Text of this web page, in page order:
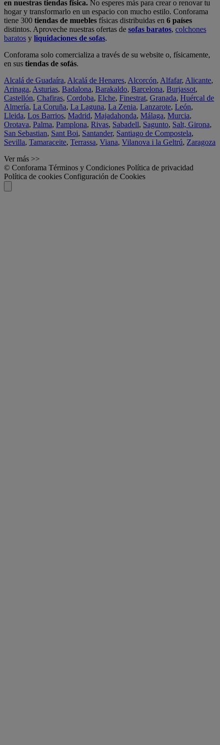
en nuestras tiendas física. No esperes más para crear o renovar tu
hogar y transformarlo en un espacio con mucho estilo. Conforama
tiene 300 tiendas de muebles físicas distribuidas en 6 países
distintos. Aproveche nuestras ofertas de sofas baratos, colchones
baratos y liquidaciones de sofas.
Conforama solo comercializa a través de su website o, físicamente,
en sus tiendas de sofás.
Alcalá de Guadaíra, Alcalá de Henares, Alcorcón, Alfafar, Alicante,
Arinaga, Asturias, Badalona, Barakaldo, Barcelona, Burjassot,
Castellón, Chafiras, Cordoba, Elche, Finestrat, Granada, Huércal de
Almería, La Coruña, La Laguna, La Zenia, Lanzarote, León,
Lleida, Los Barrios, Madrid, Majadahonda, Málaga, Murcia,
Orotava, Palma, Pamplona, Rivas, Sabadell, Sagunto, Salt, Girona,
San Sebastian, Sant Boi, Santander, Santiago de Compostela,
Sevilla, Tamaraceite, Terrassa, Viana, Vilanova i la Geltrú, Zaragoza
Ver más >>
© Conforama Términos y Condiciones Política de privacidad
Política de cookies Configuración de Cookies